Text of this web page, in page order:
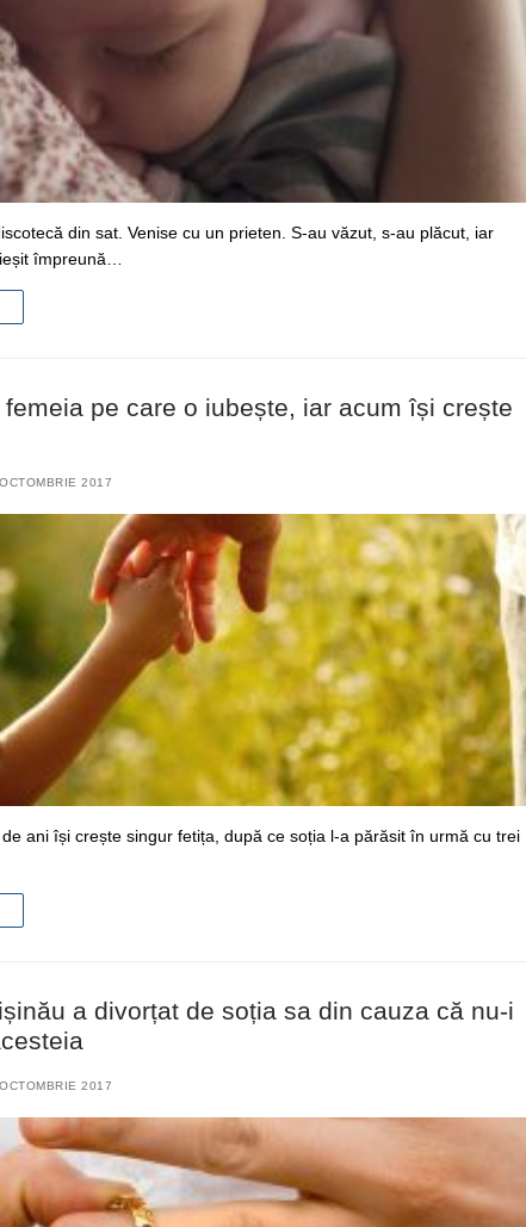
din sat. Venise cu un prieten. S-au văzut, s-au plăcut, iar
împreună…
pe care o iubește, iar acum își crește
2017
ani își crește singur fetița, după ce soția l-a părăsit în urmă cu trei
a divorțat de soția sa din cauza că nu-i
2017